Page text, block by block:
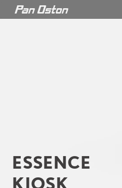
ESSENCE
KIOSK